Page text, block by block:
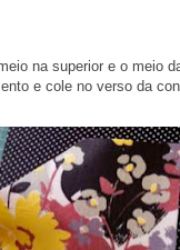
na superior e o meio
e cole no verso da